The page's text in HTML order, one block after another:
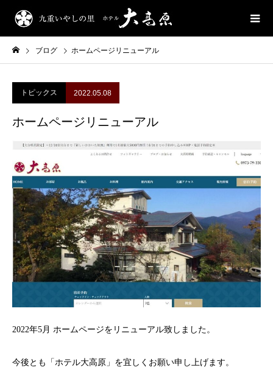
ブログ ホームページリニューアル
トピックス 2022.05.08
ホームページリニューアル
2022年5月 ホームページをリニューアル致しました。
今後とも「ホテル大高原」を宜しくお願い申し上げます。